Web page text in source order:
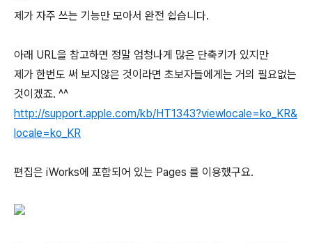
제가 자주 쓰는 기능만 모아서 완전 쉽습니다.
아래 URL을 참고하면 정말 엄청나게 많은 단축키가 있지만
제가 한번도 써 보지않은 것이라면 초보자들에게는 거의 필요없는
것이겠죠. ^^
http://support.apple.com/kb/HT1343?viewlocale=ko_KR&
locale=ko_KR
편집은 iWorks에 포함되어 있는 Pages 를 이용했구요.